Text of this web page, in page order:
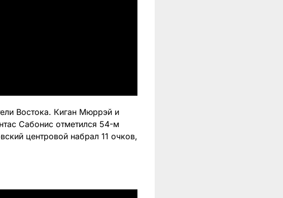
Востока. Киган Мюррэй и
Сабонис отметился 54-м
центровой набрал 11 очков,